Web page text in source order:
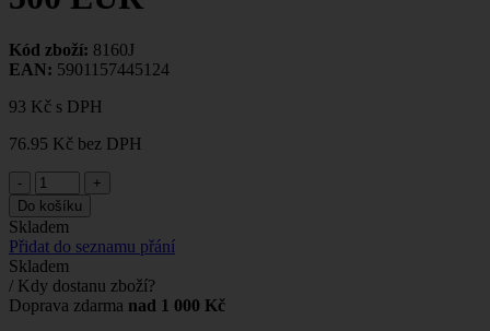
Kód zboží: 8160J
EAN: 5901157445124
93 Kč s DPH
76.95 Kč bez DPH
-
+
Do košíku
Skladem
Přidat do seznamu přání
Skladem
/ Kdy dostanu zboží?
Doprava zdarma nad 1 000 Kč